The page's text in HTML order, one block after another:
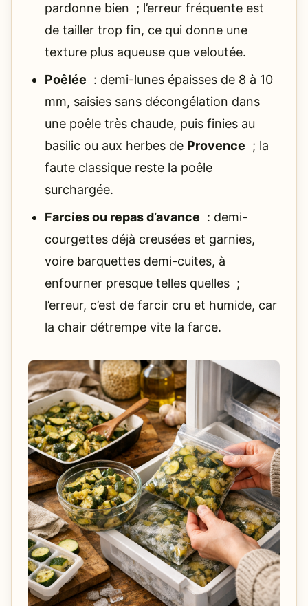
pardonne bien ; l’erreur fréquente est
de tailler trop fin, ce qui donne une
texture plus aqueuse que veloutée.
Poêlée : demi-lunes épaisses de 8 à 10
mm, saisies sans décongélation dans
une poêle très chaude, puis finies au
basilic ou aux herbes de Provence ; la
faute classique reste la poêle
surchargée.
Farcies ou repas d’avance : demi-
courgettes déjà creusées et garnies,
voire barquettes demi-cuites, à
enfourner presque telles quelles ;
l’erreur, c’est de farcir cru et humide, car
la chair détrempe vite la farce.